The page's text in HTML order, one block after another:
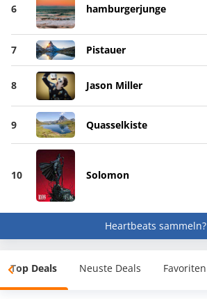
6 hamburgerjunge
7 Pistauer
8 Jason Miller
9 Quasselkiste
10 Solomon
Heartbeats sammeln?
Top Deals Neuste Deals Favoriten